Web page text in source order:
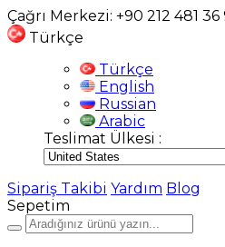
Çağrı Merkezi: +90 212 481 36
Türkçe
Türkçe
English
Russian
Arabic
Teslimat Ülkesi :
Sipariş Takibi Yardım Blog
Sepetim